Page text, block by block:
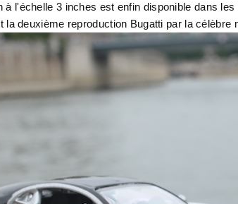
à l'échelle 3 inches est enfin disponible dans
la deuxième reproduction Bugatti par la célèbre